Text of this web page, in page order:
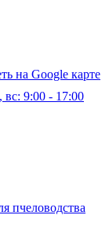
на Google карте
вс: 9:00 - 17:00
пчеловодства